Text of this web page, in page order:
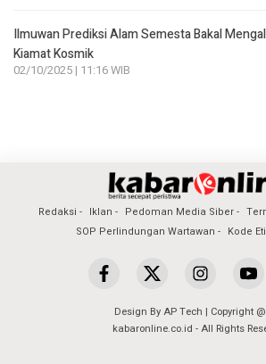
Ilmuwan Prediksi Alam Semesta Bakal
Kiamat Kosmik
02/10/2025 | 11:16 WIB
Redaksi Iklan Pedoman Media Siber
SOP Perlindungan Wartawan
Kode
Design By AP Tech | Copyright
kabaronline.co.id - All Rights